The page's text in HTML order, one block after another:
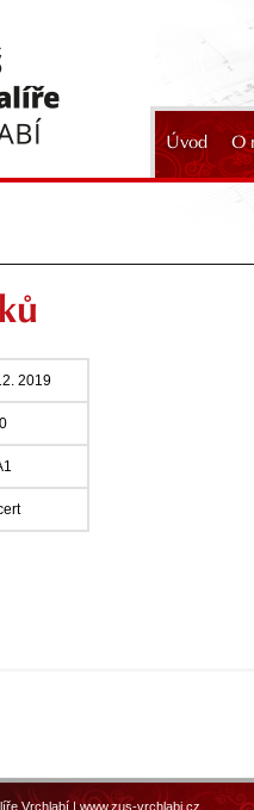
Úvod O
2019
Vrchlabí |www.zus-vrchlabi.cz